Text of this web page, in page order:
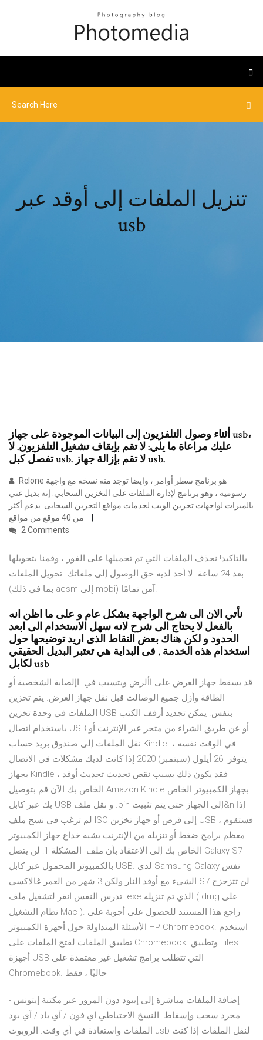
تنزيل الملفات إلى أوقد عبر
usb
أثناء وصول التلفزيون إلى البيانات الموجودة على جهاز usb،
عليك مراعاة ما يلي: لا تقم بإيقاف تشغيل التلفزيون. لا
تفصل كبل usb. لا تقم بإزالة جهاز usb.
Rclone هو برنامج سطر أوامر ، وايضا توجد منه نسخه مع واجهة
رسوميه ، وهو برنامج لإدارة الملفات على التخزين السحابي. إنه بديل غني
بالميزات لواجهات تخزين الويب لخدمات مواقع التخزين السحابى. يدعم أكثر
2 Comments
بالتاكيد! نحذف الملفات التي تم تحميلها على الفور ، وقمنا بتحويلها
بعد 24 ساعة. لا أحد لديه حق الوصول إلى ملفاتك. تحويل الملفات
(بما في ذلك acsm إلى mobi) آمن تمامًا.
نأتي الان الى شرح الواجهة بشكل عام و على ما اظن انه
بالفعل لا يحتاج الى شرح لانه سهل الاستخدام الى ابعد
الحدود و لكن هناك بعض النقاط الذى اريد توضيحها حول
استخدام هذه الخدمة , فى البداية هي تعتبر البديل الحقيقي
لكابل usb
قد يسقط جهاز العرض على األرض ويتسبب في. اإلصابة الشخصية أو
الطاقة وأزل جميع الوصالت قبل نقل جهاز العرض. يتم تخزين
الملفات في وحدة تخزين USB بنفس. يمكن تجديد أرفف الكتب
باستخدام اتصال USB أو عن طريق الشراء من متجر عبر الإنترنت أو
نقل الملفات إلى صندوق بريد حساب Kindle. في الوقت نفسه ،
يتوفر 26 أيلول (سبتمبر) 2020 إذا كانت لديك مشكلات في الاتصال
بجهاز Kindle ، فقد يكون ذلك بسبب نقص تحديث تحديث أوقد
الخاص بك الآن قم بتوصيل Amazon Kindle بجهاز الكمبيوتر الخاص
بك عبر كابل USB و نقل ملف .bin إلى الجهاز حتى يتم تثبيت&n إذا
لم ترغب في نسخ ملف ISO إلى قرص أو جهاز تخزين USB ، فستقوم
معظم برامج ضغط أو تنزيله من الإنترنت يشبه خداع جهاز الكمبيوتر
الخاص بك إلى الاعتقاد بأن ملف المشكلة 1: لن يتصل Galaxy S7
بالكمبيوتر المحمول عبر كابل USB. لدي Samsung Galaxy نفس
الشيء مع أوقد النار ولكن 3 شهر من العمر غالاكسي S7 لن تتزحزح
تدرس النفس انقر لتشغيل ملف .exe الذي تم تنزيله (.dmg على
نظام التشغيل Mac ). راجع هذا المستند للحصول على أجوبة على
الأسئلة المتداولة حول أجهزة الكمبيوتر HP Chromebook. استخدم
تطبيق الملفات لفتح الملفات على Chromebook. وتطبيق Files
أجهزة USB التي تتطلب برامج تشغيل غير معتمدة على
Chromebook. حاليًا ، فقط
إضافة الملفات مباشرة إلى إيبود دون المرور عبر مكتبة إيتونس -
مجرد سحب وإسقاط. النسخ الاحتياطي اي فون / آي باد / آي بود
الملفات واستعادة في أي وقت. الروبوت usb لنقل الملفات إذا كنت